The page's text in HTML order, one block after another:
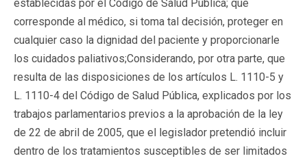
establecidas por el Código de Salud Pública; que
corresponde al médico, si toma tal decisión, proteger en
cualquier caso la dignidad del paciente y proporcionarle
los cuidados paliativos;Considerando, por otra parte, que
resulta de las disposiciones de los artículos L. 1110-5 y
L. 1110-4 del Código de Salud Pública, explicados por los
trabajos parlamentarios previos a la aprobación de la ley
de 22 de abril de 2005, que el legislador pretendió incluir
dentro de los tratamientos susceptibles de ser limitados